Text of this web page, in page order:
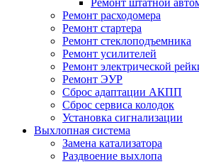
Ремонт расходомера
Ремонт стартера
Ремонт стеклоподъемника
Ремонт усилителей
Ремонт электрической
Ремонт ЭУР
Сброс адаптации АКПП
Сброс сервиса колодок
Установка сигнализации
Выхлопная система
Замена катализатора
Раздвоение выхлопа